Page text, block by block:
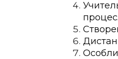
процес.